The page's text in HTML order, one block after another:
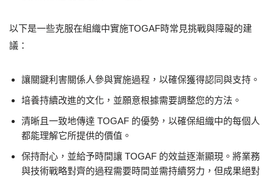
以下是一些克服在組織中實施TOGAF時常見挑戰與障礙的建
議：
讓關鍵利害關係人參與實施過程，以確保獲得認同與支持。
培養持續改進的文化，並願意根據需要調整您的方法。
清晰且一致地傳達 TOGAF 的優勢，以確保組織中的每個人
都能理解它所提供的價值。
保持耐心，並給予時間讓 TOGAF 的效益逐漸顯現。將業務
與技術戰略對齊的過程需要時間並需持續努力，但成果絕對